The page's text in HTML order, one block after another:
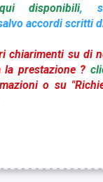
qui disponibili, si
accordi scritti
chiarimenti su di
la prestazione ?
o su